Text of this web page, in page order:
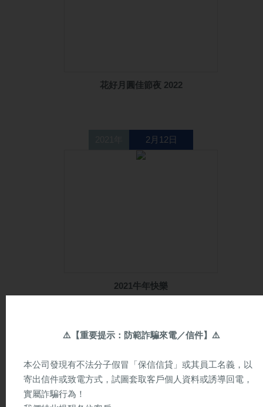
花好月圓佳節夜 2022
2月12日
2021牛年快樂
2021年 1月1日
⚠️ 【重要提示：防範詐騙來電／信件】 ⚠️
本公司發現有不法分子假冒「保信信貸」或其員工名義，以
寄出信件或致電方式，試圖套取客戶個人資料或誘導回電，
實屬詐騙行為！